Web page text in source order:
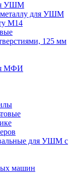
УШМ
для УШМ
M14
125 мм
МФИ
для УШМ с
машин